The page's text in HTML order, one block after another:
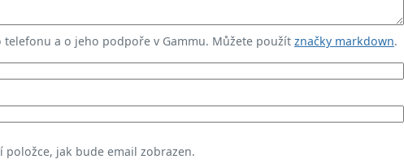
telefonu a o jeho podpoře v Gammu. Můžete použít značky markdown.
položce, jak bude email zobrazen.